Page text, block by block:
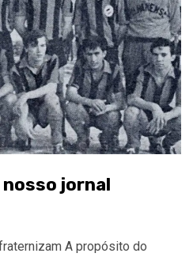
jornal
A propósito do